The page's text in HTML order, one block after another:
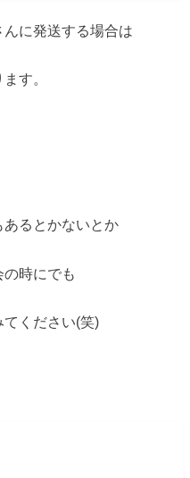
に発送する場合は
す。
るとかないとか
時にでも
ください(笑)